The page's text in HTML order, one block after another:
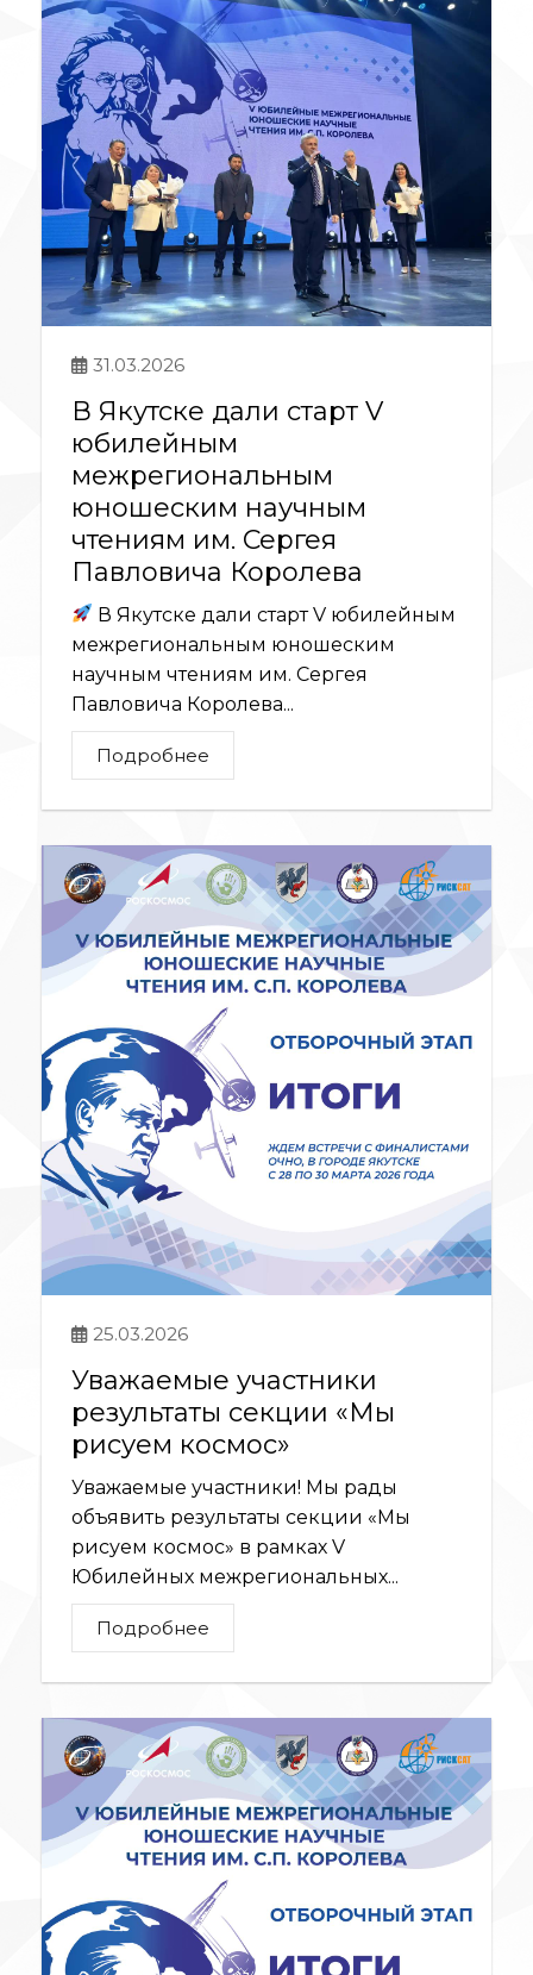
31.03.2026
В Якутске дали старт V
юбилейным
межрегиональным
юношеским научным
чтениям им. Сергея
Павловича Королева
В Якутске дали старт V юбилейным
межрегиональным юношеским
научным чтениям им. Сергея
Павловича Королева...
Подробнее
25.03.2026
Уважаемые участники
результаты секции «Мы
рисуем космос»
Уважаемые участники! Мы рады
объявить результаты секции «Мы
рисуем космос» в рамках V
Юбилейных межрегиональных...
Подробнее